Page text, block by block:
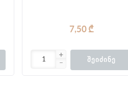
7,50 ₾
ᲨᲔᲘᲫᲘᲜᲔ